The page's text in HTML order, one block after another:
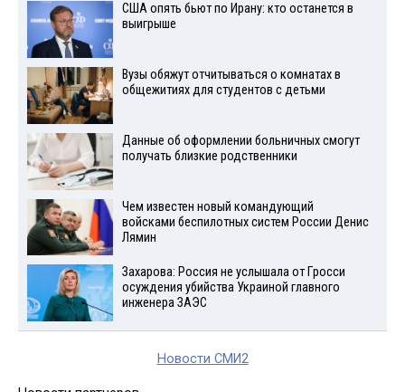
США опять бьют по Ирану: кто останется в
выигрыше
Вузы обяжут отчитываться о комнатах в
общежитиях для студентов с детьми
Данные об оформлении больничных смогут
получать близкие родственники
Чем известен новый командующий
войсками беспилотных систем России Денис
Лямин
Захарова: Россия не услышала от Гросси
осуждения убийства Украиной главного
инженера ЗАЭС
Новости СМИ2